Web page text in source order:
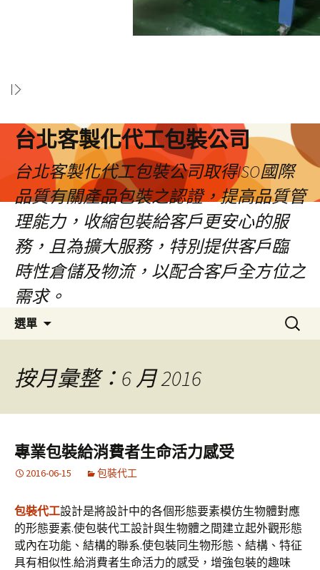
台北客製化代工包裝公司
台北客製化代工包裝公司取得ISO國際
品質有關產品包裝之認證，提高品質管
理能力，收縮包裝給客戶更安心的服
務，且為擴大服務，特別提供客戶臨
時性倉儲及物流，以配合客戶全方位之
需求。
選單
容
區
搜
尋
按月彙整：6 月 2016
專業包裝給消費者生命活力感受
2016-06-15 包裝代工
包裝代工設計是將設計中的各個形態要素模仿生物體對應
的形態要素.使包裝代工設計與生物體之間建立起外觀形態
或內在功能、結構的聯系.使包裝同生物形態、結構、特征
具有相似性.給消費者生命活力的感受，增強包裝的趣味